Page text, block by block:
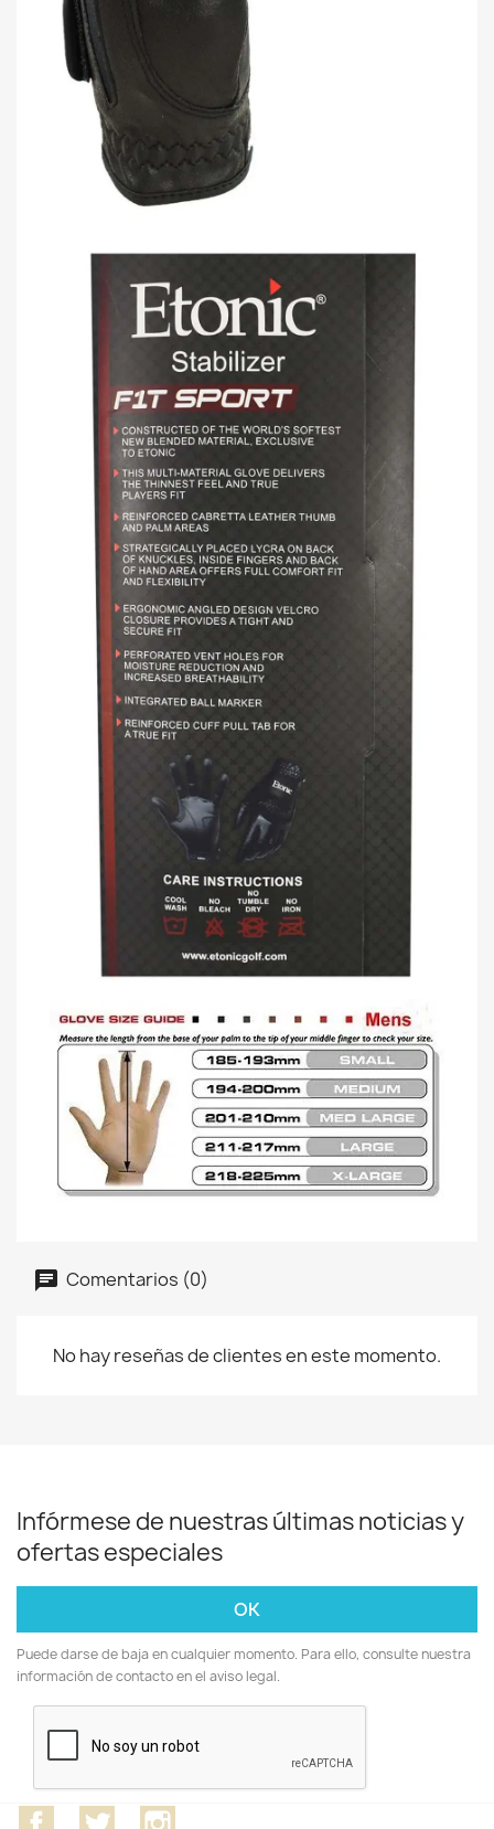
Comentarios (0)
No hay reseñas de clientes en este momento.
Infórmese de nuestras últimas noticias y
ofertas especiales
Puede darse de baja en cualquier momento. Para ello, consulte nuestra
información de contacto en el aviso legal.
FacebookTwitter